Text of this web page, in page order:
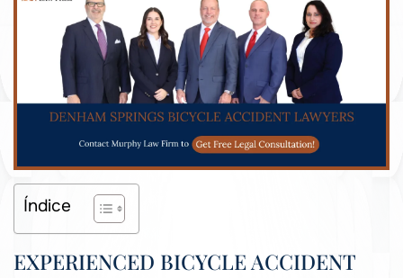
Índice
EXPERIENCED BICYCLE ACCIDENT